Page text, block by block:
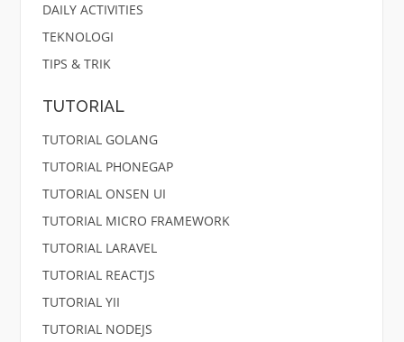
DAILY ACTIVITIES
TEKNOLOGI
TIPS & TRIK
TUTORIAL
TUTORIAL GOLANG
TUTORIAL PHONEGAP
TUTORIAL ONSEN UI
TUTORIAL MICRO FRAMEWORK
TUTORIAL LARAVEL
TUTORIAL REACTJS
TUTORIAL YII
TUTORIAL NODEJS